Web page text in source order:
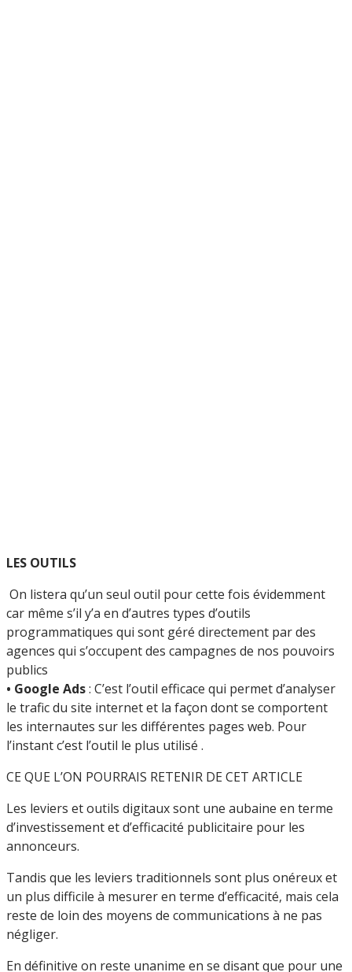
LES OUTILS
On listera qu’un seul outil pour cette fois évidemment
car même s’il y’a en d’autres types d’outils
programmatiques qui sont géré directement par des
agences qui s’occupent des campagnes de nos pouvoirs
publics
• Google Ads: C’est l’outil efficace qui permet d’analyser
le trafic du site internet et la façon dont se comportent
les internautes sur les différentes pages web. Pour
l’instant c’est l’outil le plus utilisé .
CE QUE L’ON POURRAIS RETENIR DE CET ARTICLE
Les leviers et outils digitaux sont une aubaine en terme
d’investissement et d’efficacité publicitaire pour les
annonceurs.
Tandis que les leviers traditionnels sont plus onéreux et
un plus difficile à mesurer en terme d’efficacité, mais cela
reste de loin des moyens de communications à ne pas
négliger.
En définitive on reste unanime en se disant que pour une